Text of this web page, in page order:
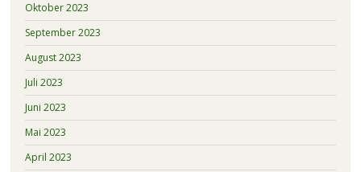
Oktober 2023
September 2023
August 2023
Juli 2023
Juni 2023
Mai 2023
April 2023